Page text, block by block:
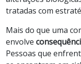
tratadas com
Mais do que uma
envolve
Pessoas que